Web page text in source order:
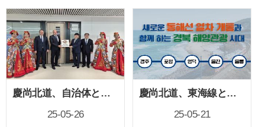
慶尚北道、自治体として初めて広域型ビザ海外人材誘致センターを開設
25-05-26
慶尚北道、東海線と連携した海岸列車ブルーパス事業を本格推進へ
25-05-21